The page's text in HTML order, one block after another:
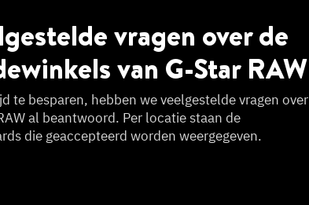
vragen over de
van G-Star RAW
te besparen, hebben we veelgestelde vragen over
al beantwoord. Per locatie staan de
die geaccepteerd worden weergegeven.